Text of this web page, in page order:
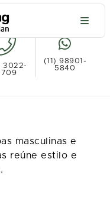
3022-
(11) 98901-
5840
masculinas e
reúne estilo e